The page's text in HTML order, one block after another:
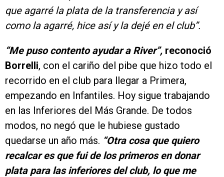
que agarré la plata de la transferencia y así
como la agarré, hice así y la dejé en el club”.
“Me puso contento ayudar a River”, reconoció
Borrelli, con el cariño del pibe que hizo todo el
recorrido en el club para llegar a Primera,
empezando en Infantiles. Hoy sigue trabajando
en las Inferiores del Más Grande. De todos
modos, no negó que le hubiese gustado
quedarse un año más. “Otra cosa que quiero
recalcar es que fui de los primeros en donar
plata para las inferiores del club, lo que me